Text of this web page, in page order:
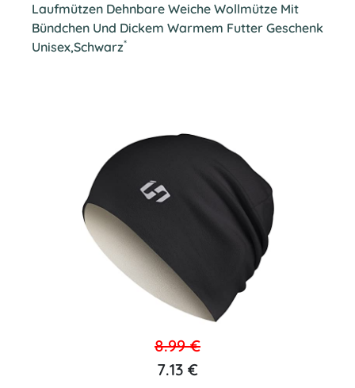
Laufmützen Dehnbare Weiche Wollmütze Mit
Bündchen Und Dickem Warmem Futter Geschenk
Unisex,Schwarz*
8.99 €
7.13 €